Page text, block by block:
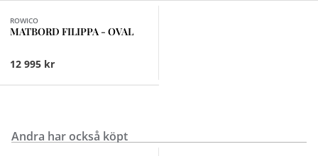
ROWICO
MATBORD FILIPPA - OVAL
12 995 kr
Andra har också köpt
Finns i fler val (3)